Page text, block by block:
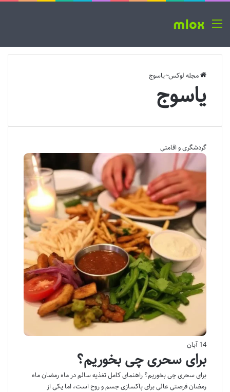
منو
مجله لوکس~یاسوج
یاسوج
گردشگری و اقامتی
14 آبان
برای سحری چی بخوریم؟
برای سحری چی بخوریم؟ راهنمای کامل تغذیه سالم در ماه رمضان ماه
رمضان فرصتی عالی برای پاکسازی جسم و روح است، اما یکی از